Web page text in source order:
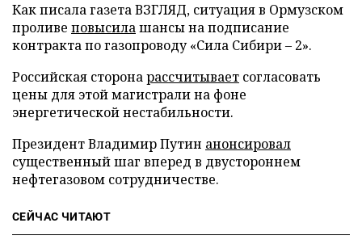
Как писала газета ВЗГЛЯД, ситуация в Ормузском
проливе повысилашансы на подписание
контракта по газопроводу «Сила Сибири – 2».
Российская сторонарассчитывает согласовать
цены для этой магистрали на фоне
энергетической нестабильности.
Президент Владимир Путин анонсировал
существенный шаг вперед в двустороннем
нефтегазовом сотрудничестве.
СЕЙЧАС ЧИТАЮТ